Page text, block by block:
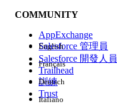
經驗
COMMUNITY
AppExchange
Salesforce 管理員
Salesforce 開發人員
Trailhead
訓練
Trust
English
Français
Deutsch
Italiano